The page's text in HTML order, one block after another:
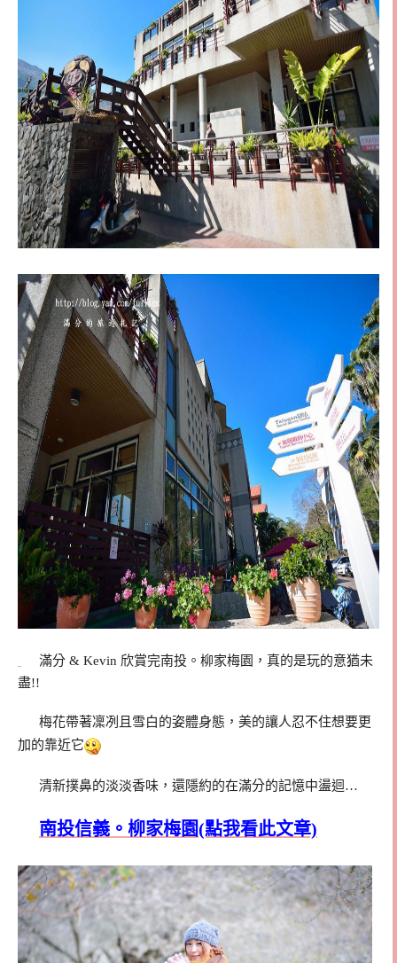
滿分 & Kevin 欣賞完南投。柳家梅園，真的是玩的意猶未
盡!!
梅花帶著凜冽且雪白的姿體身態，美的讓人忍不住想要更
加的靠近它
清新撲鼻的淡淡香味，還隱約的在滿分的記憶中盪迴…
南投信義。柳家梅園(點我看此文章)